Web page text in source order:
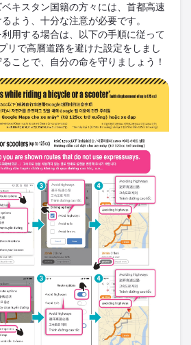
キスタン国籍の方々には、首都高速
よう、十分な注意が必要です。
用する場合は、以下の手順に従って
リで高層道路を避けた設定をしまし
ことで、自分の命を守りましょう！